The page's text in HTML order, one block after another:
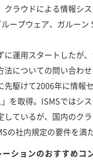
クラウドによる情報シ
ープウェア、ガルーン
運用スタートしたが
法についての問い合わ
先駆けて2006年に情報
を取得。ISMSではシ
ているが、国内のク
の社内規定の要件を満
ションのおすすめコ